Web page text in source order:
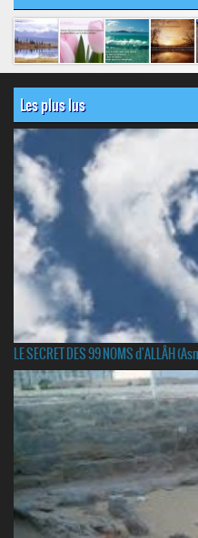
Les plus lus
LE SECRET DES 99 NOMS d'ALLÂH